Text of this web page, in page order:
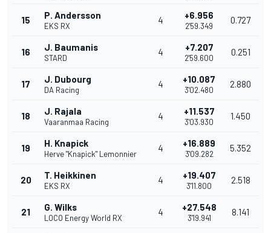
15 P. Andersson
EKS RX
4 +6.956
2'59.349
0.727
16 J. Baumanis
STARD
4 +7.207
2'59.600
0.251
17 J. Dubourg
DA Racing
4 +10.087
3'02.480
2.880
18 J. Rajala
Vaaranmaa Racing
4 +11.537
3'03.930
1.450
19 H. Knapick
Herve "Knapick" Lemonnier
4 +16.889
3'09.282
5.352
20 T. Heikkinen
EKS RX
4 +19.407
3'11.800
2.518
21 G. Wilks
LOCO Energy World RX
4 +27.548
3'19.941
8.141